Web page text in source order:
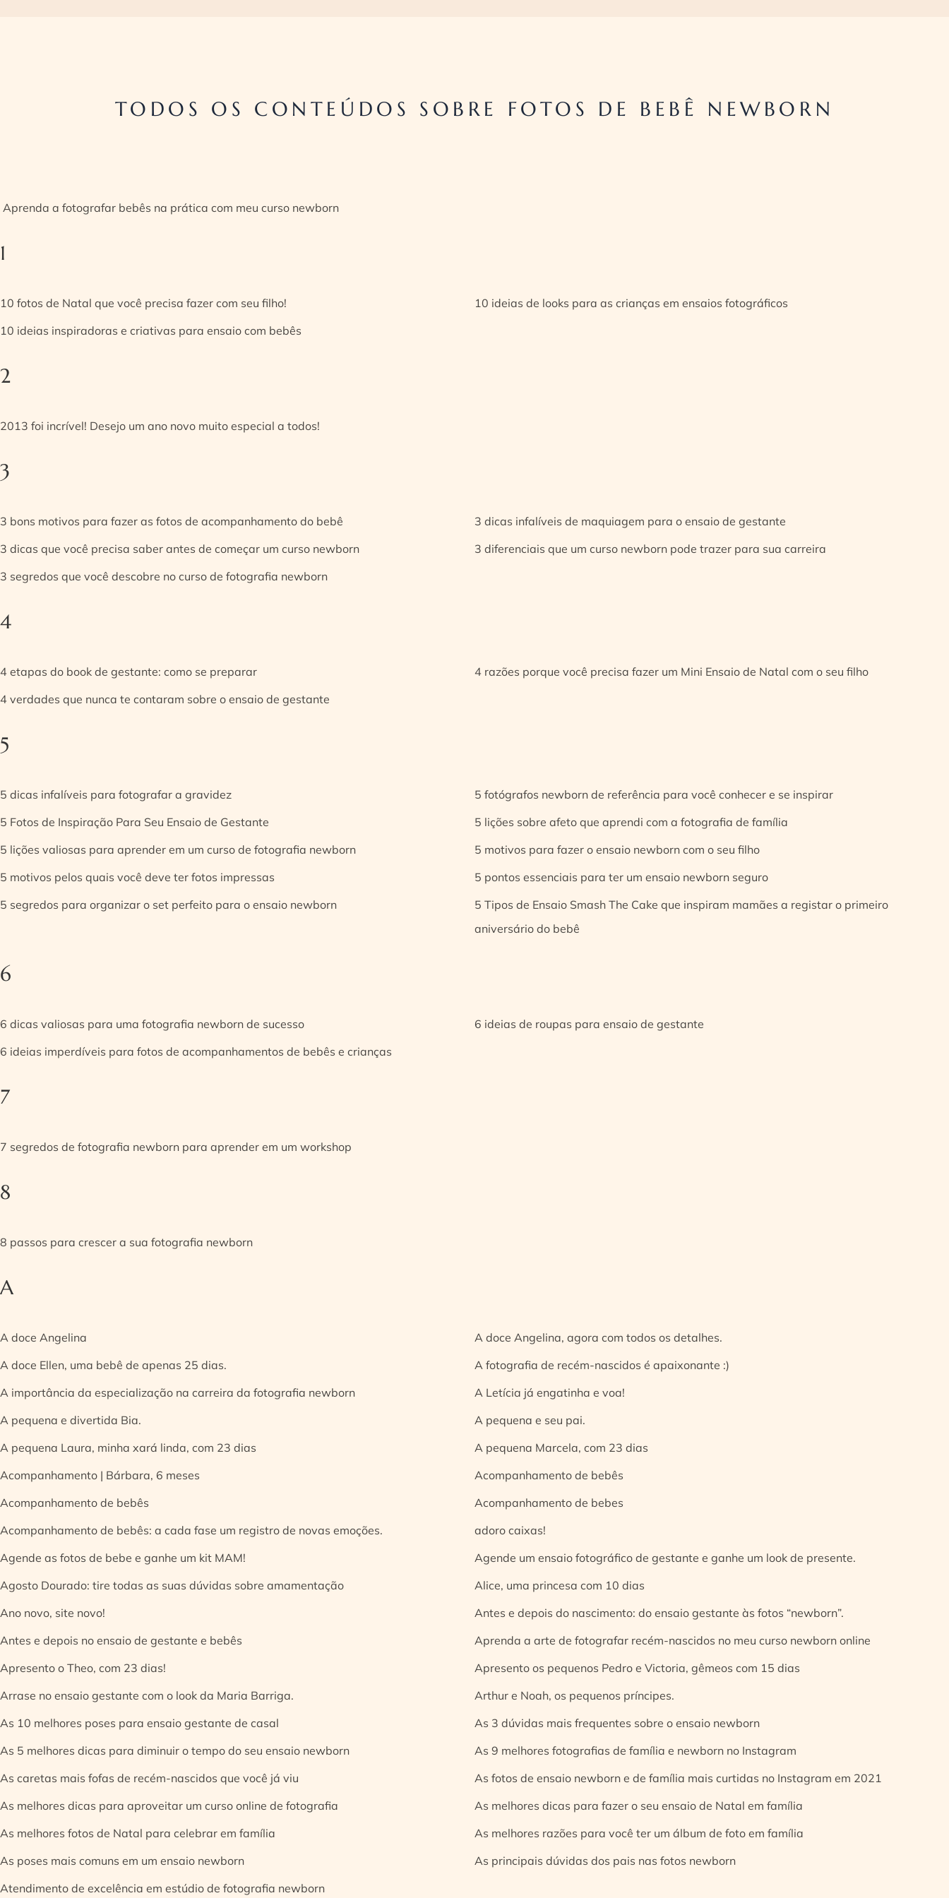
TODOS OS CONTEÚDOS SOBRE FOTOS DE BEBÊ NEWBORN
Aprenda a fotografar bebês na prática com meu curso newborn
1
10 fotos de Natal que você precisa fazer com seu filho!
10 ideias de looks para as crianças em ensaios fotográficos
10 ideias inspiradoras e criativas para ensaio com bebês
2
2013 foi incrível! Desejo um ano novo muito especial a todos!
3
3 bons motivos para fazer as fotos de acompanhamento do bebê
3 dicas infalíveis de maquiagem para o ensaio de gestante
3 dicas que você precisa saber antes de começar um curso newborn
3 diferenciais que um curso newborn pode trazer para sua carreira
3 segredos que você descobre no curso de fotografia newborn
4
4 etapas do book de gestante: como se preparar
4 razões porque você precisa fazer um Mini Ensaio de Natal com o seu filho
4 verdades que nunca te contaram sobre o ensaio de gestante
5
5 dicas infalíveis para fotografar a gravidez
5 fotógrafos newborn de referência para você conhecer e se inspirar
5 Fotos de Inspiração Para Seu Ensaio de Gestante
5 lições sobre afeto que aprendi com a fotografia de família
5 lições valiosas para aprender em um curso de fotografia newborn
5 motivos para fazer o ensaio newborn com o seu filho
5 motivos pelos quais você deve ter fotos impressas
5 pontos essenciais para ter um ensaio newborn seguro
5 segredos para organizar o set perfeito para o ensaio newborn
5 Tipos de Ensaio Smash The Cake que inspiram mamães a registar o primeiro
aniversário do bebê
6
6 dicas valiosas para uma fotografia newborn de sucesso
6 ideias de roupas para ensaio de gestante
6 ideias imperdíveis para fotos de acompanhamentos de bebês e crianças
7
7 segredos de fotografia newborn para aprender em um workshop
8
8 passos para crescer a sua fotografia newborn
A
A doce Angelina
A doce Angelina, agora com todos os detalhes.
A doce Ellen, uma bebê de apenas 25 dias.
A fotografia de recém-nascidos é apaixonante :)
A importância da especialização na carreira da fotografia newborn
A Letícia já engatinha e voa!
A pequena e divertida Bia.
A pequena e seu pai.
A pequena Laura, minha xará linda, com 23 dias
A pequena Marcela, com 23 dias
Acompanhamento | Bárbara, 6 meses
Acompanhamento de bebês
Acompanhamento de bebês
Acompanhamento de bebes
Acompanhamento de bebês: a cada fase um registro de novas emoções.
adoro caixas!
Agende as fotos de bebe e ganhe um kit MAM!
Agende um ensaio fotográfico de gestante e ganhe um look de presente.
Agosto Dourado: tire todas as suas dúvidas sobre amamentação
Alice, uma princesa com 10 dias
Ano novo, site novo!
Antes e depois do nascimento: do ensaio gestante às fotos “newborn”.
Antes e depois no ensaio de gestante e bebês
Aprenda a arte de fotografar recém-nascidos no meu curso newborn online
Apresento o Theo, com 23 dias!
Apresento os pequenos Pedro e Victoria, gêmeos com 15 dias
Arrase no ensaio gestante com o look da Maria Barriga.
Arthur e Noah, os pequenos príncipes.
As 10 melhores poses para ensaio gestante de casal
As 3 dúvidas mais frequentes sobre o ensaio newborn
As 5 melhores dicas para diminuir o tempo do seu ensaio newborn
As 9 melhores fotografias de família e newborn no Instagram
As caretas mais fofas de recém-nascidos que você já viu
As fotos de ensaio newborn e de família mais curtidas no Instagram em 2021
As melhores dicas para aproveitar um curso online de fotografia
As melhores dicas para fazer o seu ensaio de Natal em família
As melhores fotos de Natal para celebrar em família
As melhores razões para você ter um álbum de foto em família
As poses mais comuns em um ensaio newborn
As principais dúvidas dos pais nas fotos newborn
Atendimento de excelência em estúdio de fotografia newborn